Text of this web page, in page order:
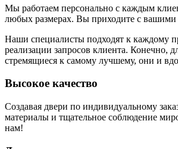
Мы работаем персонально с каждым
любых размерах. Вы приходите с
Наши специалисты подходят к каждому
реализации запросов клиента. Конечно,
стремящиеся к самому лучшему, они и
Высокое качество
Создавая двери по индивидуальному
материалы и тщательное соблюдение
нам!